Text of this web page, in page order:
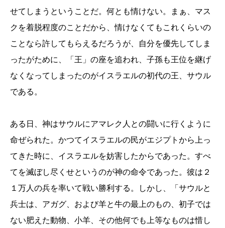
せてしまうということだ。何とも情けない。まぁ、マス
クを着脱程度のことだから、情けなくてもこれくらいの
ことなら許してもらえるだろうが、自分を優先してしま
ったがために、「王」の座を追われ、子孫も王位を継げ
なくなってしまったのがイスラエルの初代の王、サウル
である。
ある日、神はサウルにアマレク人との闘いに行くように
命ぜられた。かつてイスラエルの民がエジプトから上っ
てきた時に、イスラエルを妨害したからであった。すべ
てを滅ぼし尽くせというのが神の命令であった。彼は２
１万人の兵を率いて戦い勝利する。しかし、「サウルと
兵士は、アガグ、および羊と牛の最上のもの、初子では
ない肥えた動物、小羊、その他何でも上等なものは惜し